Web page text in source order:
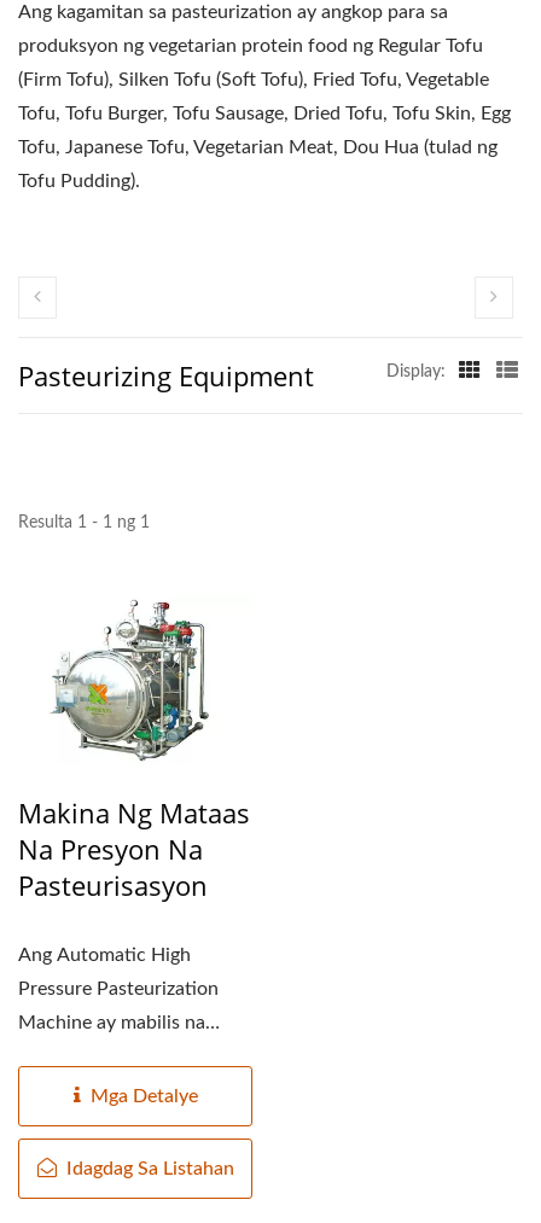
Ang kagamitan sa pasteurization ay angkop para sa
produksyon ng vegetarian protein food ng Regular Tofu
(Firm Tofu), Silken Tofu (Soft Tofu), Fried Tofu, Vegetable
Tofu, Tofu Burger, Tofu Sausage, Dried Tofu, Tofu Skin, Egg
Tofu, Japanese Tofu, Vegetarian Meat, Dou Hua (tulad ng
Tofu Pudding).
Pasteurizing Equipment Display:
Resulta 1 - 1 ng 1
Makina Ng Mataas
Na Presyon Na
Pasteurisasyon
Ang Automatic High
Pressure Pasteurization
Machine ay mabilis na
Mga Detalye
Idagdag Sa Listahan